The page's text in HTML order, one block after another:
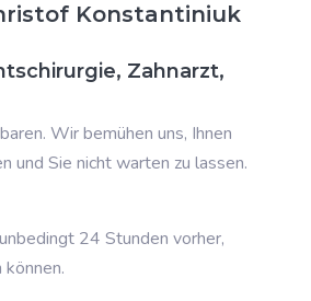
Konstantiniuk
Zahnarzt,
Wir bemühen uns, Ihnen
und Sie nicht warten zu lassen.
24 Stunden vorher,